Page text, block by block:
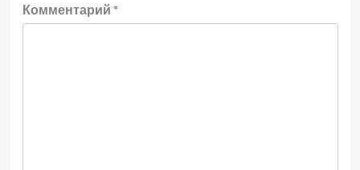
Комментарий *